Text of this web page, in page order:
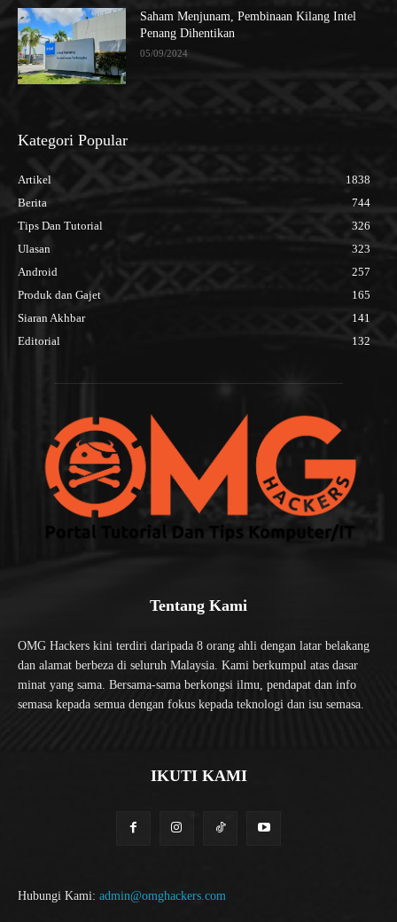
Saham Menjunam, Pembinaan Kilang Intel
Penang Dihentikan
05/09/2024
Kategori Popular
Artikel
1838
Berita
744
Tips Dan Tutorial
326
Ulasan
323
Android
257
Produk dan Gajet
165
Siaran Akhbar
141
Editorial
132
Tentang Kami
OMG Hackers kini terdiri daripada 8 orang ahli dengan latar belakang
dan alamat berbeza di seluruh Malaysia. Kami berkumpul atas dasar
minat yang sama. Bersama-sama berkongsi ilmu, pendapat dan info
semasa kepada semua dengan fokus kepada teknologi dan isu semasa.
IKUTI KAMI
Hubungi Kami: admin@omghackers.com